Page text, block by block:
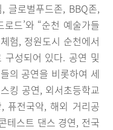
글로벌푸드존, BBQ존,
드’와 “순천 예술가들
험, 정원도시 순천에서
구성되어 있다. 공연 및
의 공연을 비롯하여 세
킹 공연, 외서초등학교
퓨전국악, 해외 거리공
테스트 댄스 경연, 전국